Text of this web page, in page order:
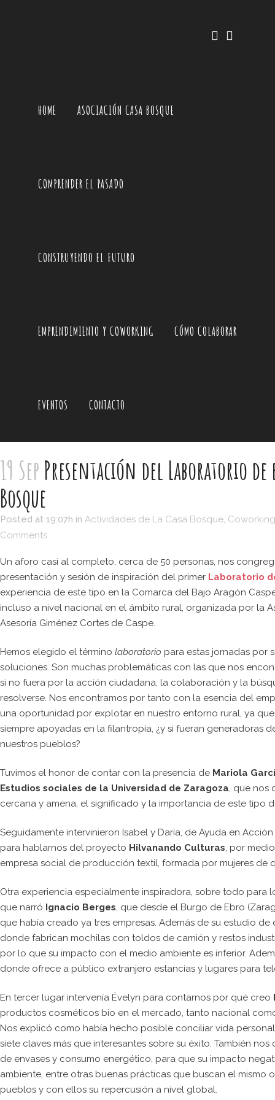
HOME ASOCIACIÓN CASA BOSQUE
COMPRENDER EL PASADO
CONSTRUYENDO EL FUTURO
EMPRENDIMIENTO Y COWORKING CÓMO COLABORAR
EVENTOS CONTACTO
19 SepPresentación del Laboratorio
Bosque
Posted at 19:07h in Actividades de La Casa Bosque,
Comments
Un aforo casi al completo, cerca de 50 personas, nos
presentación y sesión de inspiración del primer Laboratorio
experiencia de este tipo en la Comarca del Bajo Aragón
incluso a nivel nacional en el ámbito rural, organizada por la
Asesoría Giménez Cortes de Caspe.
Hemos elegido el término laboratorio para estas jornadas por
soluciones. Son muchas problemáticas con las que nos
si no fuera por la acción ciudadana, la colaboración y la
resolverse. Nos encontramos por tanto con la esencia del
una oportunidad por explotar en nuestro entorno rural, ya
siempre apoyadas en la filantropía, ¿y si fueran generadoras
nuestros pueblos?
Tuvimos el honor de contar con la presencia de Mariola
Estudios sociales de la Universidad de Zaragoza, que nos
cercana y amena, el significado y la importancia de este tipo
Seguidamente intervinieron Isabel y Daría, de Ayuda en
para hablarnos del proyecto Hilvanando Culturas, por
empresa social de producción textil, formada por mujeres de
Otra experiencia especialmente inspiradora, sobre todo para
que narró Ignacio Berges, que desde el Burgo de Ebro
que había creado ya tres empresas. Además de su estudio
donde fabrican mochilas con toldos de camión y restos
por lo que su impacto con el medio ambiente es inferior.
donde ofrece a público extranjero estancias y lugares para
En tercer lugar intervenía Évelyn para contarnos por qué creo
productos cosméticos bio en el mercado, tanto nacional
Nos explicó como había hecho posible conciliar vida
siete claves más que interesantes sobre su éxito. También
de envases y consumo energético, para que su impacto
ambiente, entre otras buenas prácticas que buscan el mismo
pueblos y con ellos su repercusión a nivel global.